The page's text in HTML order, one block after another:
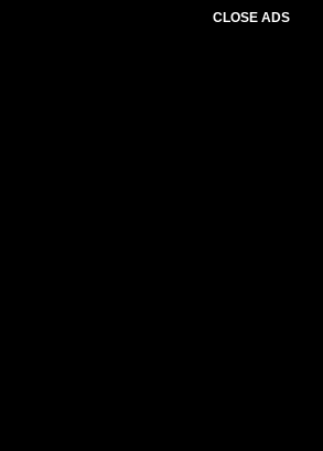
CLOSE ADS